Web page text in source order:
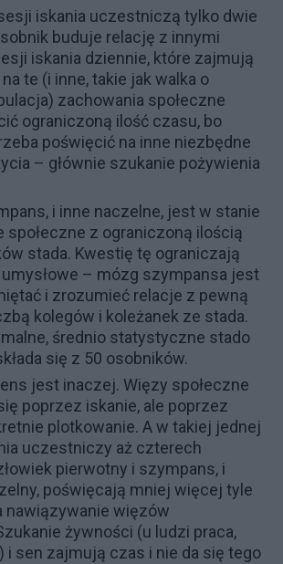
iskania uczestniczą tylko dwie
buduje relację z innymi
iskania dziennie, które zajmują
te (i inne, takie jak walka o
zachowania społeczne
ograniczoną ilość czasu, bo
poświęcić na inne niezbędne
– głównie szukanie pożywienia
i inne naczelne, jest w stanie
społeczne z ograniczoną ilością
stada. Kwestię tę ograniczają
– mózg szympansa jest
i zrozumieć relacje z pewną
kolegów i koleżanek ze stada.
średnio statystyczne stado
się z 50 osobników.
jest inaczej. Więzy społeczne
poprzez iskanie, ale poprzez
plotkowanie. A w takiej jednej
uczestniczy aż czterech
pierwotny i szympans, i
poświęcają mniej więcej tyle
nawiązywanie więzów
żywności (u ludzi praca,
i sen zajmują czas i nie da się tego